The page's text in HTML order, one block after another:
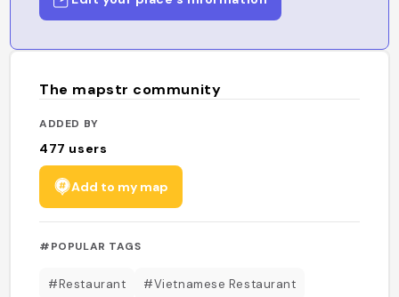
The mapstr community
ADDED BY
477 users
Add to my map
#POPULAR TAGS
#Restaurant #Vietnamese Restaurant